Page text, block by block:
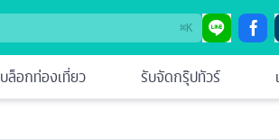
⌘K
บล็อกท่องเที่ยว รับจัดกรุ๊ปทัวร์